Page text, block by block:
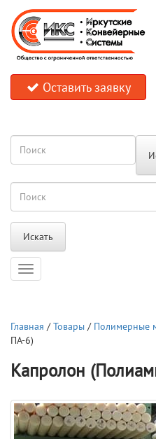
Оставить заявку
Искать
Навигация
Главная /Товары / Полимерные
ПА-6)
Капролон